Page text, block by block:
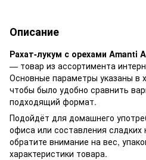
Описание
Рахат-лукум с орехами Amanti
— товар из ассортимента
Основные параметры указаны в
чтобы было удобно сравнить
подходящий формат.
Подойдёт для домашнего
офиса или составления сладких
обратите внимание на вес,
характеристики товара.